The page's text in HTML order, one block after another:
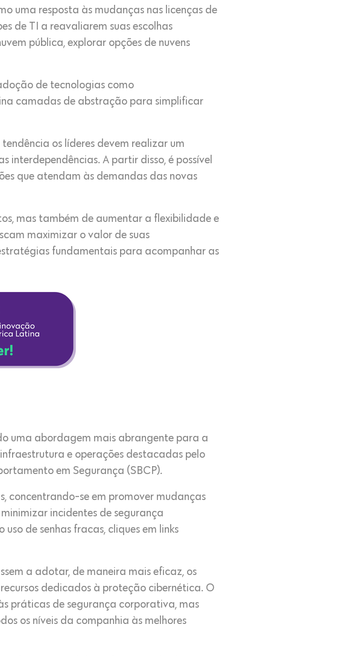
uma resposta às mudanças nas licenças de
de TI a reavaliarem suas escolhas
pública, explorar opções de nuvens
de tecnologias como
camadas de abstração para simplificar
os líderes devem realizar um
interdependências. A partir disso, é possível
que atendam às demandas das novas
mas também de aumentar a flexibilidade e
maximizar o valor de suas
fundamentais para acompanhar as
uma abordagem mais abrangente para a
e operações destacadas pelo
em Segurança (SBCP).
concentrando-se em promover mudanças
incidentes de segurança
de senhas fracas, cliques em links
a adotar, de maneira mais eficaz, os
dedicados à proteção cibernética. O
práticas de segurança corporativa, mas
os níveis da companhia às melhores